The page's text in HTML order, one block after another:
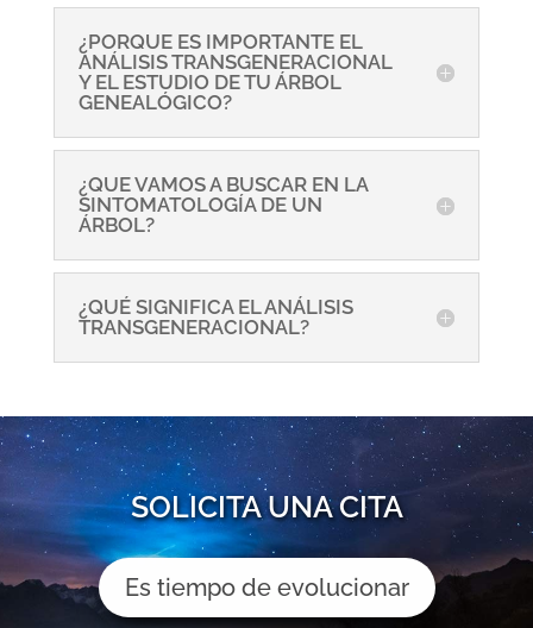
¿PORQUE ES IMPORTANTE EL
ANÁLISIS TRANSGENERACIONAL
Y EL ESTUDIO DE TU ÁRBOL
GENEALÓGICO?
¿QUE VAMOS A BUSCAR EN LA
SINTOMATOLOGÍA DE UN
ÁRBOL?
¿QUÉ SIGNIFICA EL ANÁLISIS
TRANSGENERACIONAL?
SOLICITA UNA CITA
Es tiempo de evolucionar